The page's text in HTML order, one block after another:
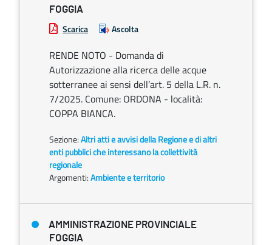
FOGGIA
Scarica Ascolta
RENDE NOTO - Domanda di
Autorizzazione alla ricerca delle acque
sotterranee ai sensi dell’art. 5 della L.R. n.
7/2025. Comune: ORDONA - località:
COPPA BIANCA.
Sezione:Altri atti e avvisi della Regione e di altri
enti pubblici che interessano la collettività
regionale
Argomenti:Ambiente e territorio
AMMINISTRAZIONE PROVINCIALE
FOGGIA